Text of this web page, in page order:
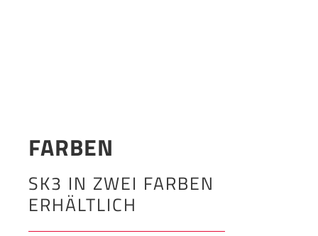
FARBEN
SK3 IN ZWEI FARBEN
ERHÄLTLICH